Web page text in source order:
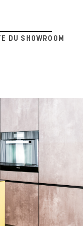
DU SHOWROOM